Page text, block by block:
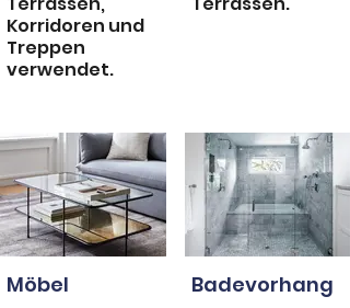
Korridoren und
Treppen
verwendet.
Möbel Badevorhang